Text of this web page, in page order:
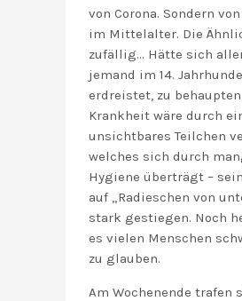
von Corona. Sondern
im Mittelalter. Die
zufällig… Hätte sich
jemand im 14.
erdreistet, zu
Krankheit wäre durch
unsichtbares Teilchen
welches sich durch
Hygiene überträgt –
auf „Radieschen von
stark gestiegen. Noch
es vielen Menschen
zu glauben.
Am Wochenende trafen